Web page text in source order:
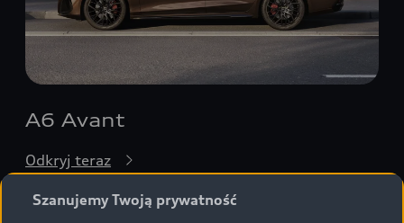
A6 Avant
Odkryj teraz
Porównaj
Szanujemy Twoją prywatność